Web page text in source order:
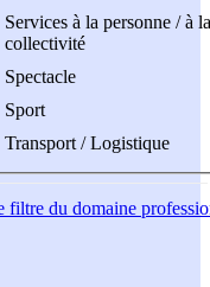
Services à la personne / à la
collectivité
Spectacle
Sport
Transport / Logistique
filtre du domaine